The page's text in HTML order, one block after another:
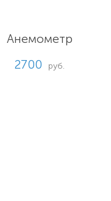
Анемометр
2700
руб.